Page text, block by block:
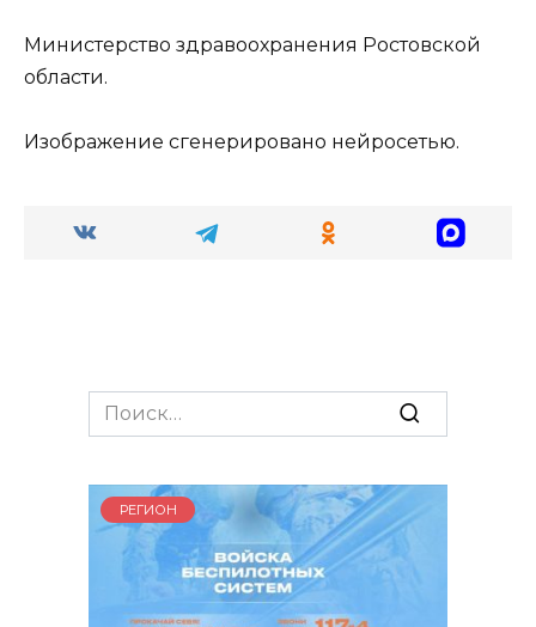
Министерство здравоохранения Ростовской
области.
Изображение сгенерировано нейросетью.
Search
for:
РЕГИОН